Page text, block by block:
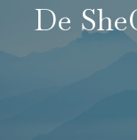
De